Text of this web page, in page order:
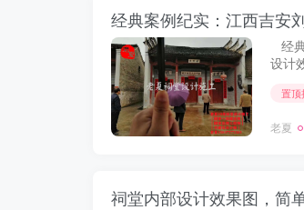
经
设计
果
置顶
老夏
祠堂内部设计效果图，简